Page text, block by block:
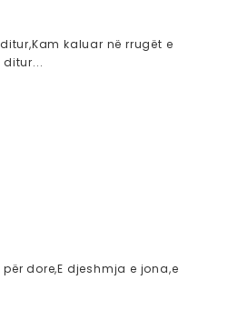
kaluar në rrugët e
ditur...
dore,E djeshmja e jona,e